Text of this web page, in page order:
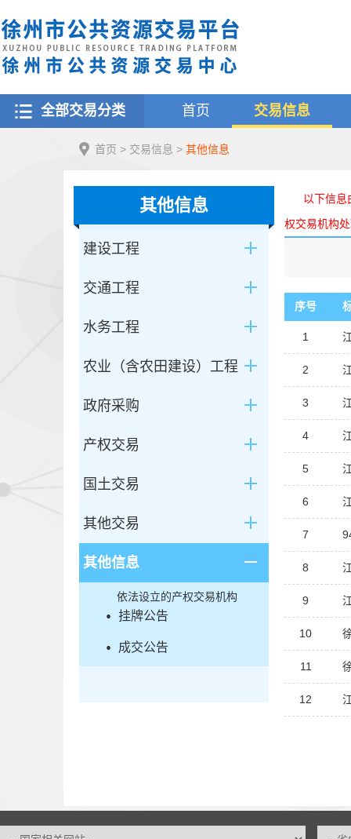
全部交易分类 首页 交易信息
首页 > 交易信息 > 其他信息
其他信息
建设工程
交通工程
水务工程
农业（含农田建设）工程
政府采购
产权交易
国土交易
其他交易
其他信息
依法设立的产权交易机构
挂牌公告
成交公告
以下信息由
权交易机构
序号
1
2
3
4
5
6
7
8
9
10
11
12